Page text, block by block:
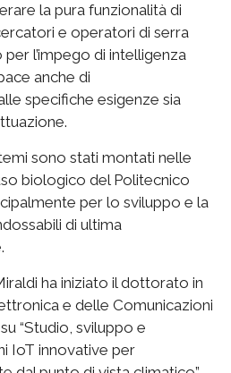
la pura funzionalità di
e operatori di serra
l’impego di intelligenza
anche di
specifiche esigenze sia
sono stati montati nelle
biologico del Politecnico
per lo sviluppo e la
di ultima
ha iniziato il dottorato in
e delle Comunicazioni
“Studio, sviluppo e
IoT innovative per